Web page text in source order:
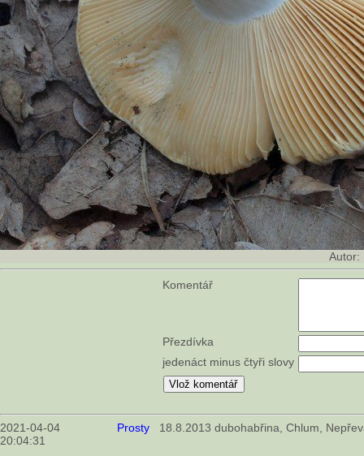
Autor:
Komentář
Přezdívka
jedenáct minus čtyři slovy
2021-04-04
20:04:31
Prosty 18.8.2013 dubohabřina, Chlum,